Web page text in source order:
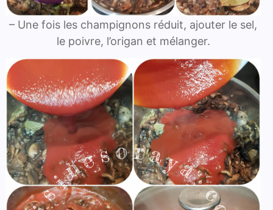
– Une fois les champignons réduit, ajouter le sel,
le poivre, l’origan et mélanger.